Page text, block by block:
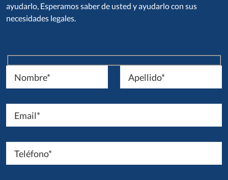
ayudarlo, Esperamos saber de usted y ayudarlo con sus
necesidades legales.